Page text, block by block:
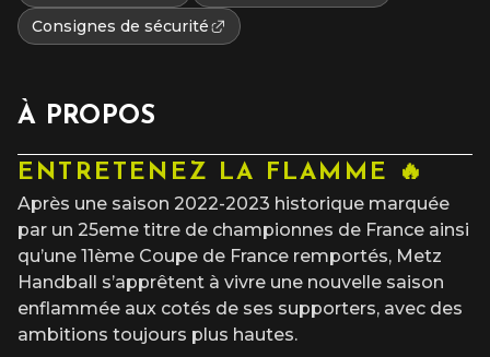
Consignes de sécurité
À PROPOS
ENTRETENEZ LA FLAMME 🔥
Après une saison 2022-2023 historique marquée
par un 25eme titre de championnes de France ainsi
qu’une 11ème Coupe de France remportés, Metz
Handball s’apprêtent à vivre une nouvelle saison
enflammée aux cotés de ses supporters, avec des
ambitions toujours plus hautes.